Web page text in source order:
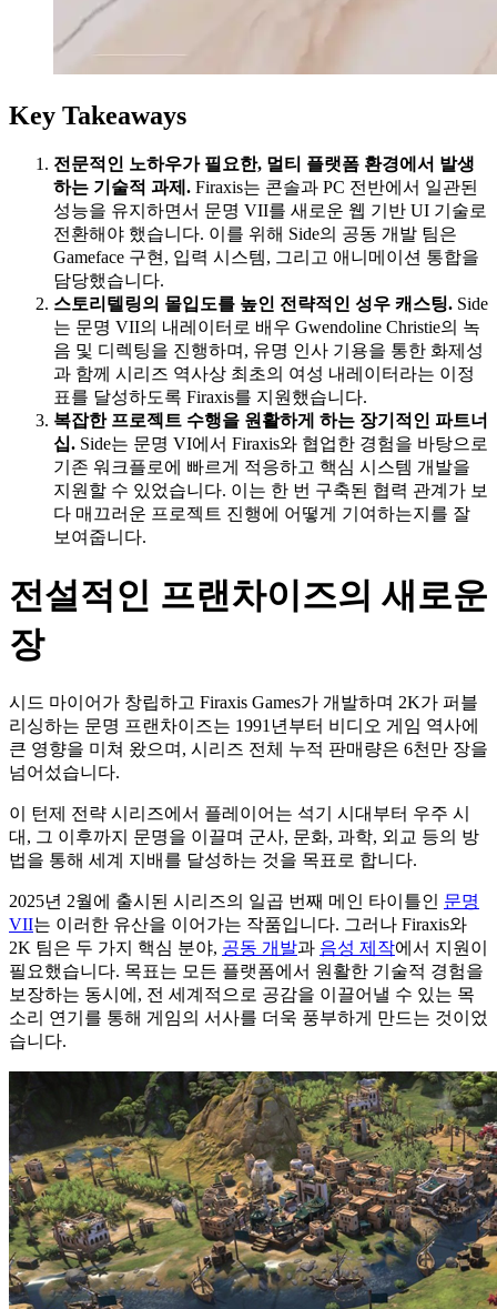
Key Takeaways
전문적인 노하우가 필요한, 멀티 플랫폼 환경에서 발생
하는 기술적 과제. Firaxis는 콘솔과 PC 전반에서 일관된
성능을 유지하면서 문명 VII를 새로운 웹 기반 UI 기술로
전환해야 했습니다. 이를 위해 Side의 공동 개발 팀은
Gameface 구현, 입력 시스템, 그리고 애니메이션 통합을
담당했습니다.
스토리텔링의 몰입도를 높인 전략적인 성우 캐스팅. Side
는 문명 VII의 내레이터로 배우 Gwendoline Christie의 녹
음 및 디렉팅을 진행하며, 유명 인사 기용을 통한 화제성
과 함께 시리즈 역사상 최초의 여성 내레이터라는 이정
표를 달성하도록 Firaxis를 지원했습니다.
복잡한 프로젝트 수행을 원활하게 하는 장기적인 파트너
십. Side는 문명 VI에서 Firaxis와 협업한 경험을 바탕으로
기존 워크플로에 빠르게 적응하고 핵심 시스템 개발을
지원할 수 있었습니다. 이는 한 번 구축된 협력 관계가 보
다 매끄러운 프로젝트 진행에 어떻게 기여하는지를 잘
보여줍니다.
전설적인 프랜차이즈의 새로운
장
시드 마이어가 창립하고 Firaxis Games가 개발하며 2K가 퍼블
리싱하는 문명 프랜차이즈는 1991년부터 비디오 게임 역사에
큰 영향을 미쳐 왔으며, 시리즈 전체 누적 판매량은 6천만 장을
넘어섰습니다.
이 턴제 전략 시리즈에서 플레이어는 석기 시대부터 우주 시
대, 그 이후까지 문명을 이끌며 군사, 문화, 과학, 외교 등의 방
법을 통해 세계 지배를 달성하는 것을 목표로 합니다.
2025년 2월에 출시된 시리즈의 일곱 번째 메인 타이틀인 문명
VII는 이러한 유산을 이어가는 작품입니다. 그러나 Firaxis와
2K 팀은 두 가지 핵심 분야, 공동 개발과 음성 제작에서 지원이
필요했습니다. 목표는 모든 플랫폼에서 원활한 기술적 경험을
보장하는 동시에, 전 세계적으로 공감을 이끌어낼 수 있는 목
소리 연기를 통해 게임의 서사를 더욱 풍부하게 만드는 것이었
습니다.